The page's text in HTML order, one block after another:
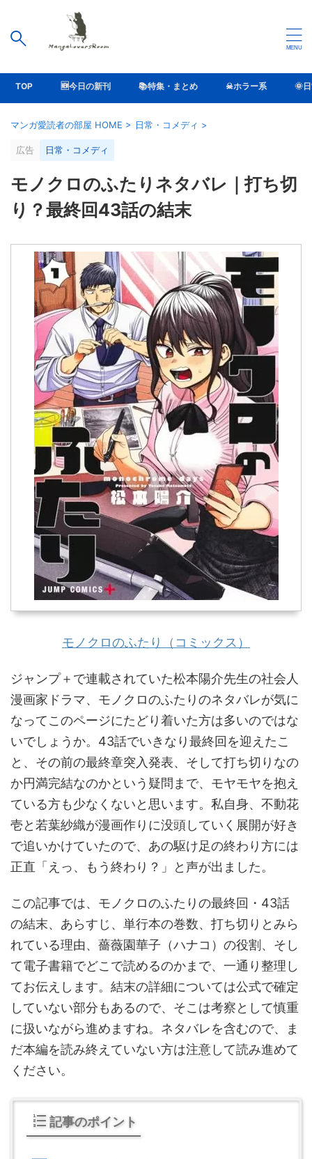
TOP 🆕今日の新刊 📚特集・まとめ ☠ホラー系 🌞
マンガ愛読者の部屋 HOME > 日常・コメディ >
広告 日常・コメディ
モノクロのふたりネタバレ｜打ち切
り？最終回43話の結末
モノクロのふたり（コミックス）
ジャンプ＋で連載されていた松本陽介先生の社会人
漫画家ドラマ、モノクロのふたりのネタバレが気に
なってこのページにたどり着いた方は多いのではな
いでしょうか。43話でいきなり最終回を迎えたこ
と、その前の最終章突入発表、そして打ち切りなの
か円満完結なのかという疑問まで、モヤモヤを抱え
ている方も少なくないと思います。私自身、不動花
壱と若葉紗織が漫画作りに没頭していく展開が好き
で追いかけていたので、あの駆け足の終わり方には
正直「えっ、もう終わり？」と声が出ました。
この記事では、モノクロのふたりの最終回・43話
の結末、あらすじ、単行本の巻数、打ち切りとみら
れている理由、薔薇園華子（ハナコ）の役割、そし
て電子書籍でどこで読めるのかまで、一通り整理し
てお伝えします。結末の詳細については公式で確定
していない部分もあるので、そこは考察として慎重
に扱いながら進めますね。ネタバレを含むので、ま
だ本編を読み終えていない方は注意して読み進めて
ください。
記事のポイント